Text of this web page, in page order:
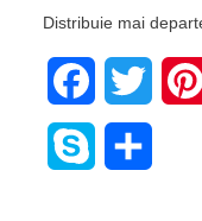
WhatsApp
Distribuie mai
FacebookTwitter
Skype